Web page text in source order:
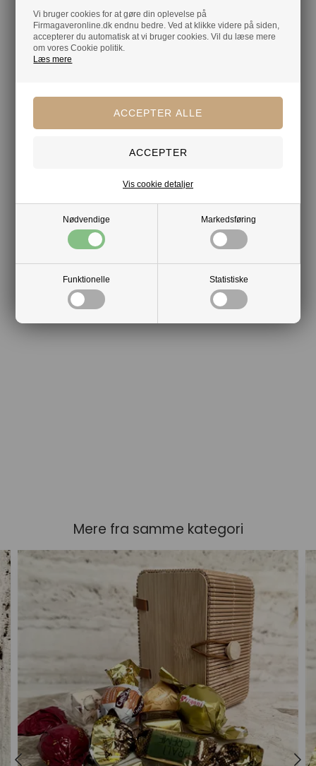
Vi bruger cookies for at gøre din oplevelse på
Firmagaveronline.dk endnu bedre. Ved at klikke videre på siden,
accepterer du automatisk at vi bruger cookies. Vil du læse mere
om vores Cookie politik.
Læs mere
Nødvendige Markedsføring
Funktionelle Statistiske
Vis cookie detaljer
Mere af samme slags
Belgisk chokolade
Chocolate by Obel
Gratis kort med hilsen og firmalogo
Hurtig levering
Mere fra samme kategori